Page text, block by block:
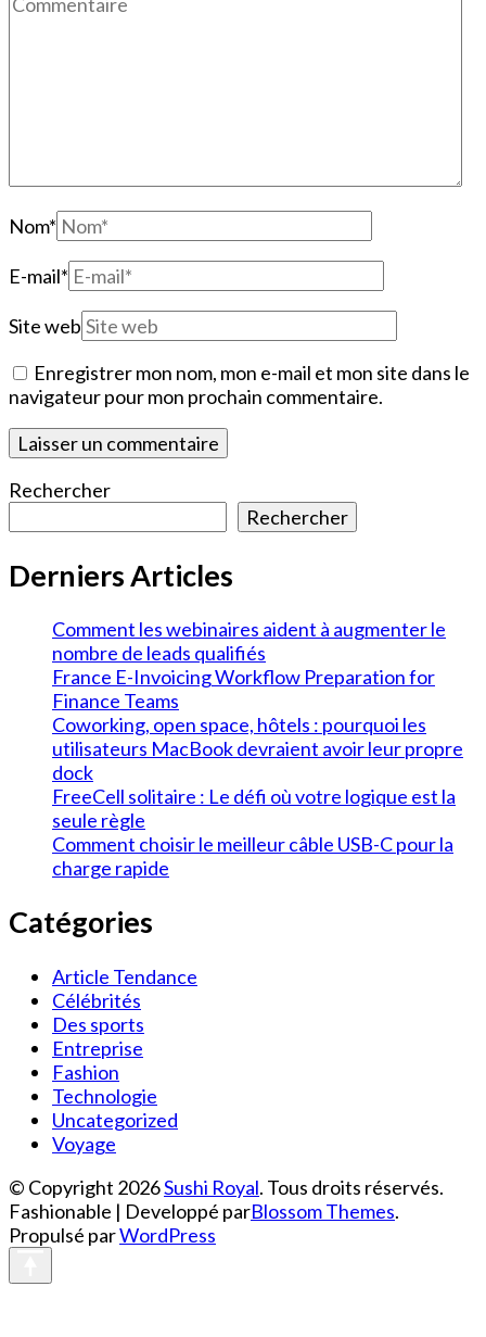
Nom*
E-mail*
Site web
Enregistrer mon nom, mon e-mail et mon site dans le
navigateur pour mon prochain commentaire.
Rechercher
Rechercher
Derniers Articles
Comment les webinaires aident à augmenter le
nombre de leads qualifiés
France E-Invoicing Workflow Preparation for
Finance Teams
Coworking, open space, hôtels : pourquoi les
utilisateurs MacBook devraient avoir leur propre
dock
FreeCell solitaire : Le défi où votre logique est la
seule règle
Comment choisir le meilleur câble USB-C pour la
charge rapide
Catégories
Article Tendance
Célébrités
Des sports
Entreprise
Fashion
Technologie
Uncategorized
Voyage
© Copyright 2026Sushi Royal. Tous droits réservés.
Fashionable | Developpé parBlossom Themes.
Propulsé parWordPress